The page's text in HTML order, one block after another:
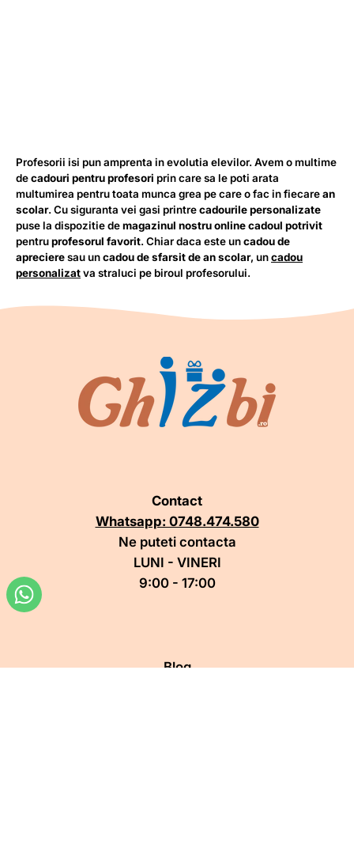
Profesorii isi pun amprenta in evolutia elevilor. Avem o multime
decadouri pentru profesori prin care sa le poti arata
multumirea pentru toata munca grea pe care o fac in fiecarean
scolar. Cu siguranta vei gasi printrecadourile personalizate
puse la dispozitie demagazinul nostru onlinecadoul potrivit
pentruprofesorul favorit. Chiar daca este uncadou de
aprecieresau uncadou de sfarsit de an scolar, uncadou
personalizatva straluci pe biroul profesorului.
Contact
Whatsapp: 0748.474.580
Ne puteti contacta
LUNI - VINERI
9:00 - 17:00
Blog